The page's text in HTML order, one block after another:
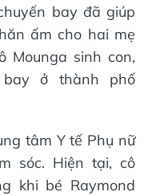
bay đã giúp
ấm cho hai mẹ
Mounga sinh con,
ở thành phố
tâm Y tế Phụ nữ
sóc. Hiện tại, cô
khi bé Raymond